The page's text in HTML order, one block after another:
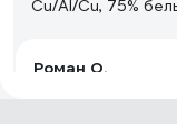
Cu/Al/Cu, 75%
Роман О.
цена/качество